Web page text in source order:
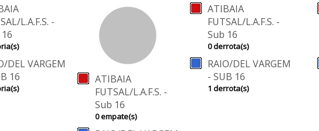
L.A.F.S. -
DEL VARGEM
16
ATIBAIA
FUTSAL/L.A.F.S. -
Sub 16
0 empate(s)
ATIBAIA
FUTSAL/L.A.F.S. -
Sub 16
0 derrota(s)
RAIO/DEL VARGEM
- SUB 16
1 derrota(s)